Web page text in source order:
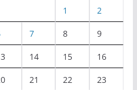
1 2
7 8 9
14 15 16
21 22 23